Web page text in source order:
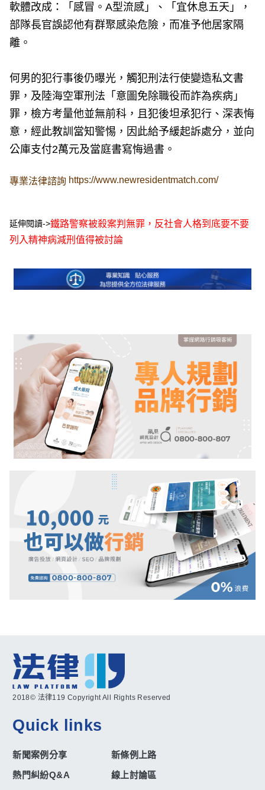
軟體改成：「感冒。A型流感」、「宜休息五天」，
部隊長官誤認他有群聚感染危險，而准予他居家隔
離。
何男的犯行事後仍曝光，觸犯刑法行使變造私文書
罪，及陸海空軍刑法「意圖免除職役而詐為疾病」
罪，檢方考量他並無前科，且犯後坦承犯行、深表悔
意，經此教訓當知警惕，因此給予緩起訴處分，並向
公庫支付2萬元及當庭書寫悔過書。
專業法律諮詢 https://www.newresidentmatch.com/
延伸閱讀->鐵路警察被殺案判無罪，反社會人格到底要不要
列入精神病減刑值得被討論
2018© 法律119 Copyright All Rights Reserved
Quick links
新聞案例分享
新條例上路
熱門糾紛Q&A
線上討論區